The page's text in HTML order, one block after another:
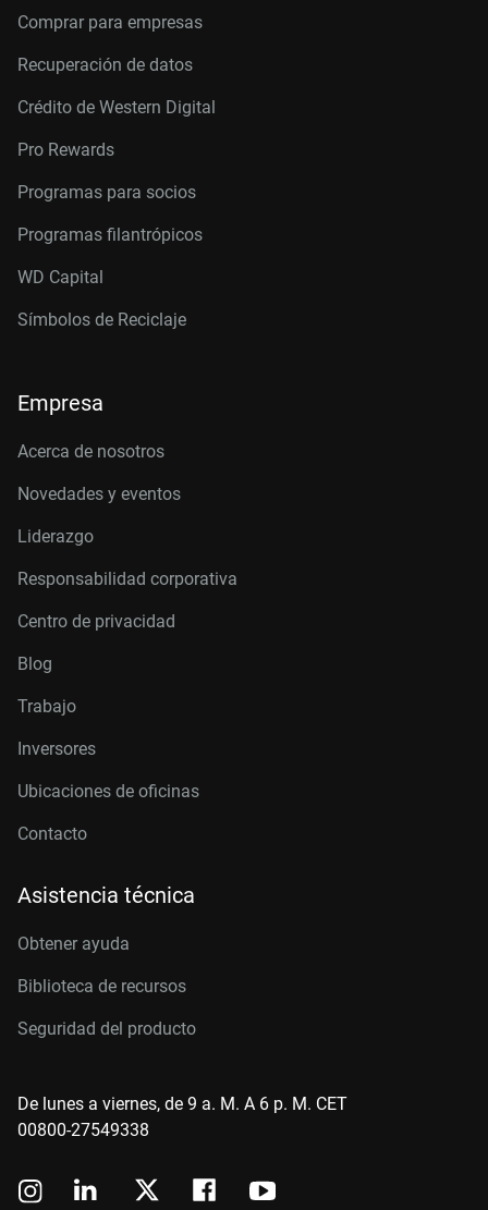
Comprar para empresas
Recuperación de datos
Crédito de Western Digital
Pro Rewards
Programas para socios
Programas filantrópicos
WD Capital
Símbolos de Reciclaje
Empresa
Acerca de nosotros
Novedades y eventos
Liderazgo
Responsabilidad corporativa
Centro de privacidad
Blog
Trabajo
Inversores
Ubicaciones de oficinas
Contacto
Asistencia técnica
Obtener ayuda
Biblioteca de recursos
Seguridad del producto
De lunes a viernes, de 9 a. M. A 6 p. M. CET
00800-27549338